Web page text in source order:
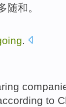
随和。
to